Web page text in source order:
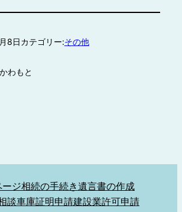
8日カテゴリー:その他
わもと
ージ相続の手続き遺言書の作成
談車庫証明申請建設業許可申請